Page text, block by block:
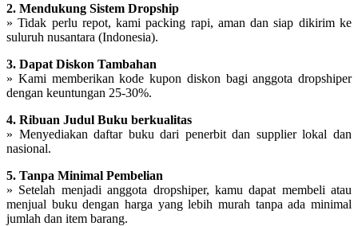
2. Mendukung Sistem Dropship
» Tidak perlu repot, kami packing rapi, aman dan siap dikirim ke
suluruh nusantara (Indonesia).
3. Dapat Diskon Tambahan
» Kami memberikan kode kupon diskon bagi anggota dropshiper
dengan keuntungan 25-30%.
4. Ribuan Judul Buku berkualitas
» Menyediakan daftar buku dari penerbit dan supplier lokal dan
nasional.
5. Tanpa Minimal Pembelian
» Setelah menjadi anggota dropshiper, kamu dapat membeli atau
menjual buku dengan harga yang lebih murah tanpa ada minimal
jumlah dan item barang.